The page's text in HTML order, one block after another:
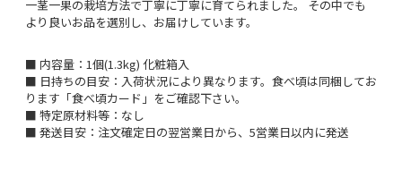
一茎一果の栽培方法で丁寧に丁寧に育てられました。 その中でも
より良いお品を選別し、お届けしています。
■ 内容量：1個(1.3kg) 化粧箱入
■ 日持ちの目安：入荷状況により異なります。食べ頃は同梱してお
ります「食べ頃カード」をご確認下さい。
■ 特定原材料等：なし
■ 発送目安：注文確定日の翌営業日から、5営業日以内に発送